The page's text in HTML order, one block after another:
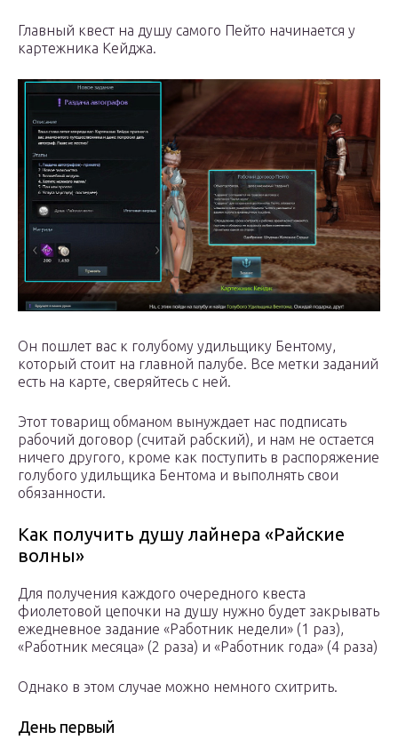
Главный квест на душу самого Пейто начинается у
картежника Кейджа.
Он пошлет вас к голубому удильщику Бентому,
который стоит на главной палубе. Все метки заданий
есть на карте, сверяйтесь с ней.
Этот товарищ обманом вынуждает нас подписать
рабочий договор (считай рабский), и нам не остается
ничего другого, кроме как поступить в распоряжение
голубого удильщика Бентома и выполнять свои
обязанности.
Как получить душу лайнера «Райские
волны»
Для получения каждого очередного квеста
фиолетовой цепочки на душу нужно будет закрывать
ежедневное задание «Работник недели» (1 раз),
«Работник месяца» (2 раза) и «Работник года» (4 раза)
Однако в этом случае можно немного схитрить.
День первый